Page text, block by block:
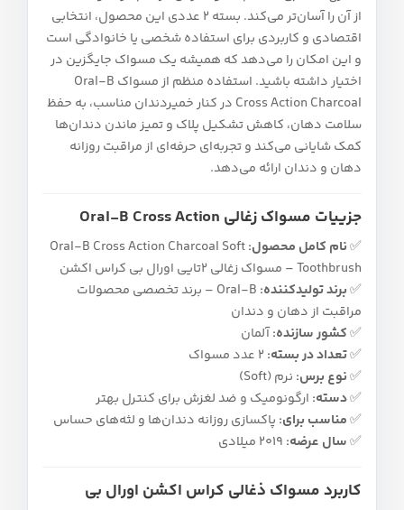
از آن را آسان‌تر می‌کند. بسته 2 عددی این محصول، انتخابی
اقتصادی و کاربردی برای استفاده شخصی یا خانوادگی است
و این امکان را می‌دهد که همیشه یک مسواک جایگزین در
اختیار داشته باشید. استفاده منظم از مسواک Oral-B
Cross Action Charcoal در کنار خمیردندان مناسب، به حفظ
سلامت دهان، کاهش تشکیل پلاک و تمیز ماندن دندان‌ها
کمک شایانی می‌کند و تجربه‌ای حرفه‌ای از مراقبت روزانه
دهان و دندان ارائه می‌دهد.
جزییات مسواک زغالی Oral-B Cross Action
✅نام کامل محصول:Oral-B Cross Action Charcoal Soft
Toothbrush – مسواک زغالی 2تایی اورال بی کراس اکشن
✅برند تولیدکننده:
Oral-B – برند تخصصی محصولات
مراقبت از دهان و دندان
✅کشور سازنده:آلمان
✅تعداد در بسته:
✅نوع برس: نرم (Soft)
✅دسته: ارگونومیک و ضد لغزش برای کنترل بهتر
✅مناسب برای: پاکسازی روزانه دندان‌ها و لثه‌های حساس
✅سال عرضه:
کاربرد مسواک ذغالی کراس اکشن اورال بی